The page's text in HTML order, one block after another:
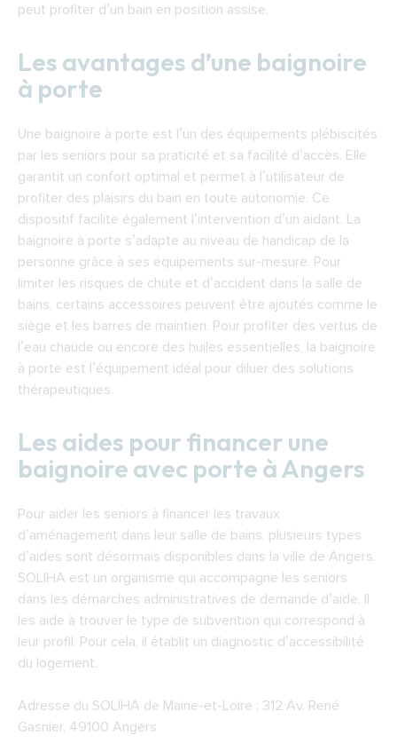
peut profiter d’un bain en position assise.
Les avantages d’une baignoire
à porte
Une baignoire à porte est l’un des équipements plébiscités
par les seniors pour sa praticité et sa facilité d’accès. Elle
garantit un confort optimal et permet à l’utilisateur de
profiter des plaisirs du bain en toute autonomie. Ce
dispositif facilite également l’intervention d’un aidant. La
baignoire à porte s’adapte au niveau de handicap de la
personne grâce à ses équipements sur-mesure. Pour
limiter les risques de chute et d’accident dans la salle de
bains, certains accessoires peuvent être ajoutés comme le
siège et les barres de maintien. Pour profiter des vertus de
l’eau chaude ou encore des huiles essentielles, la baignoire
à porte est l’équipement idéal pour diluer des solutions
thérapeutiques.
Les aides pour financer une
baignoire avec porte à Angers
Pour aider les seniors à financer les travaux
d’aménagement dans leur salle de bains, plusieurs types
d’aides sont désormais disponibles dans la ville de Angers.
SOLIHA est un organisme qui accompagne les seniors
dans les démarches administratives de demande d’aide. Il
les aide à trouver le type de subvention qui correspond à
leur profil. Pour cela, il établit un diagnostic d’accessibilité
du logement.
Adresse du SOLIHA de Maine-et-Loire : 312 Av. René
Gasnier, 49100 Angers